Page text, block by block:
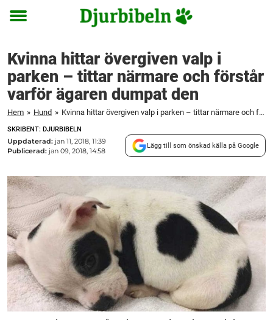
Toggle
Kvinna hittar övergiven valp i
parken – tittar närmare och förstår
varför ägaren dumpat den
Hem » Hund » Kvinna hittar övergiven valp i parken – tittar närmare och förstår varför ägaren dumpat den
SKRIBENT: DJURBIBELN
Uppdaterad: jan 11, 2018, 11:39
Publicerad: jan 09, 2018, 14:58
Lägg till som önskad källa på Google